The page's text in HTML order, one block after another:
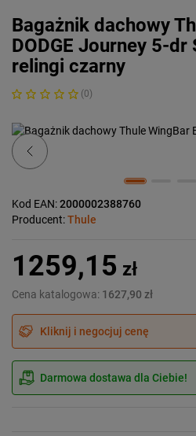
Bagażnik dachowy
DODGE Journey 5-dr
relingi czarny
(0)
Previous
Kod EAN:2000002388760
Producent:Thule
1259,15 zł
Cena katalogowa: 1627,90 zł
Kliknij i negocjuj cenę
Darmowa dostawa dla Ciebie!